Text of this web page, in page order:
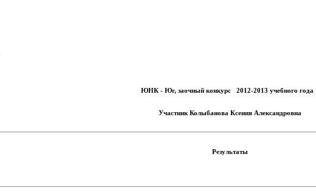
ЮНК - Юг, заочный конкурс 2012-2013 учебного года
Участник Колыбанова Ксения Александровна
Результаты